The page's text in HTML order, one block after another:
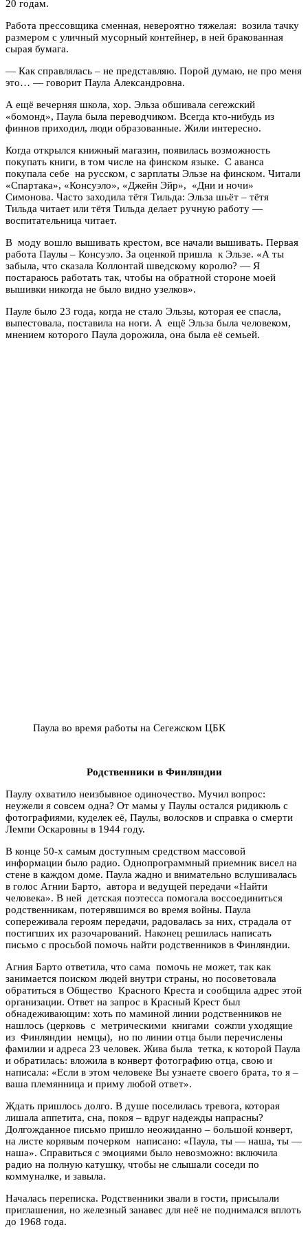
20 годам.
Работа прессовщика сменная, невероятно тяжелая: возила тачку
размером с уличный мусорный контейнер, в ней бракованная
сырая бумага.
— Как справлялась – не представляю. Порой думаю, не про меня
это… — говорит Паула Александровна.
А ещё вечерняя школа, хор. Эльза обшивала сегежский
«бомонд», Паула была переводчиком. Всегда кто-нибудь из
финнов приходил, люди образованные. Жили интересно.
Когда открылся книжный магазин, появилась возможность
покупать книги, в том числе на финском языке. С аванса
покупала себе на русском, с зарплаты Эльзе на финском. Читали
«Спартака», «Консуэло», «Джейн Эйр», «Дни и ночи»
Симонова. Часто заходила тётя Тильда: Эльза шьёт – тётя
Тильда читает или тётя Тильда делает ручную работу —
воспитательница читает.
В моду вошло вышивать крестом, все начали вышивать. Первая
работа Паулы – Консуэло. За оценкой пришла к Эльзе. «А ты
забыла, что сказала Коллонтай шведскому королю? — Я
постараюсь работать так, чтобы на обратной стороне моей
вышивки никогда не было видно узелков».
Пауле было 23 года, когда не стало Эльзы, которая ее спасла,
выпестовала, поставила на ноги. А ещё Эльза была человеком,
мнением которого Паула дорожила, она была её семьей.
Паула во время работы на Сегежском ЦБК
Родственники в Финляндии
Паулу охватило неизбывное одиночество. Мучил вопрос:
неужели я совсем одна? От мамы у Паулы остался ридикюль с
фотографиями, куделек её, Паулы, волосков и справка о смерти
Лемпи Оскаровны в 1944 году.
В конце 50-х самым доступным средством массовой
информации было радио. Однопрограммный приемник висел на
стене в каждом доме. Паула жадно и внимательно вслушивалась
в голос Агнии Барто, автора и ведущей передачи «Найти
человека». В ней детская поэтесса помогала воссоединиться
родственникам, потерявшимся во время войны. Паула
сопереживала героям передачи, радовалась за них, страдала от
постигших их разочарований. Наконец решилась написать
письмо с просьбой помочь найти родственников в Финляндии.
Агния Барто ответила, что сама помочь не может, так как
занимается поиском людей внутри страны, но посоветовала
обратиться в Общество Красного Креста и сообщила адрес этой
организации. Ответ на запрос в Красный Крест был
обнадеживающим: хоть по маминой линии родственников не
нашлось (церковь с метрическими книгами сожгли уходящие
из Финляндии немцы), но по линии отца были перечислены
фамилии и адреса 23 человек. Жива была тетка, к которой Паула
и обратилась: вложила в конверт фотографию отца, свою и
написала: «Если в этом человеке Вы узнаете своего брата, то я –
ваша племянница и приму любой ответ».
Ждать пришлось долго. В душе поселилась тревога, которая
лишала аппетита, сна, покоя – вдруг надежды напрасны?
Долгожданное письмо пришло неожиданно – большой конверт,
на листе корявым почерком написано: «Паула, ты — наша, ты —
наша». Справиться с эмоциями было невозможно: включила
радио на полную катушку, чтобы не слышали соседи по
коммуналке, и завыла.
Началась переписка. Родственники звали в гости, присылали
приглашения, но железный занавес для неё не поднимался вплоть
до 1968 года.